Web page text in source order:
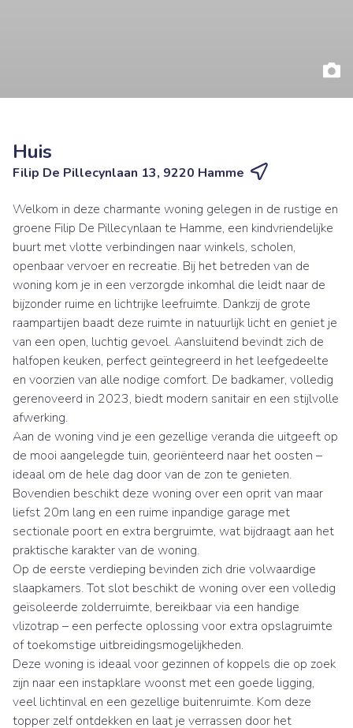
Huis
Filip De Pillecynlaan 13, 9220 Hamme
Welkom in deze charmante woning gelegen in de rustige en
groene Filip De Pillecynlaan te Hamme, een kindvriendelijke
buurt met vlotte verbindingen naar winkels, scholen,
openbaar vervoer en recreatie. Bij het betreden van de
woning kom je in een verzorgde inkomhal die leidt naar de
bijzonder ruime en lichtrijke leefruimte. Dankzij de grote
raampartijen baadt deze ruimte in natuurlijk licht en geniet je
van een open, luchtig gevoel. Aansluitend bevindt zich de
halfopen keuken, perfect geïntegreerd in het leefgedeelte
en voorzien van alle nodige comfort. De badkamer, volledig
gerenoveerd in 2023, biedt modern sanitair en een stijlvolle
afwerking.
Aan de woning vind je een gezellige veranda die uitgeeft op
de mooi aangelegde tuin, georiënteerd naar het oosten –
ideaal om de hele dag door van de zon te genieten.
Bovendien beschikt deze woning over een oprit van maar
liefst 20m lang en een ruime inpandige garage met
sectionale poort en extra bergruimte, wat bijdraagt aan het
praktische karakter van de woning.
Op de eerste verdieping bevinden zich drie volwaardige
slaapkamers. Tot slot beschikt de woning over een volledig
geïsoleerde zolderruimte, bereikbaar via een handige
vlizotrap – een perfecte oplossing voor extra opslagruimte
of toekomstige uitbreidingsmogelijkheden.
Deze woning is ideaal voor gezinnen of koppels die op zoek
zijn naar een instapklare woonst met een goede ligging,
veel lichtinval en een gezellige buitenruimte. Kom deze
topper zelf ontdekken en laat je verrassen door het